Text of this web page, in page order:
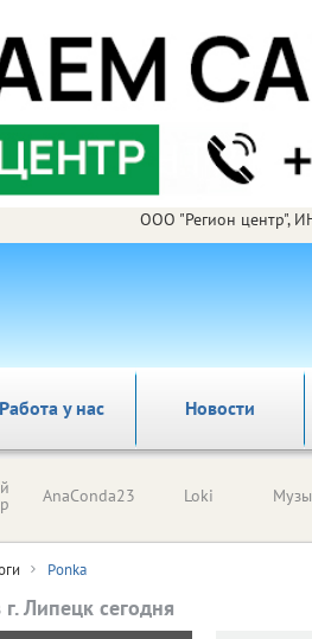
ООО "Регион центр",
Работа у нас Новости
AnaConda23 Loki
Ponka
г. Липецк сегодня